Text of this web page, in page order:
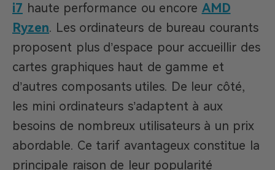
i7 haute performance ou encore AMD
Ryzen. Les ordinateurs de bureau courants
proposent plus d’espace pour accueillir des
cartes graphiques haut de gamme et
d’autres composants utiles. De leur côté,
les mini ordinateurs s’adaptent à aux
besoins de nombreux utilisateurs à un prix
abordable. Ce tarif avantageux constitue la
principale raison de leur popularité